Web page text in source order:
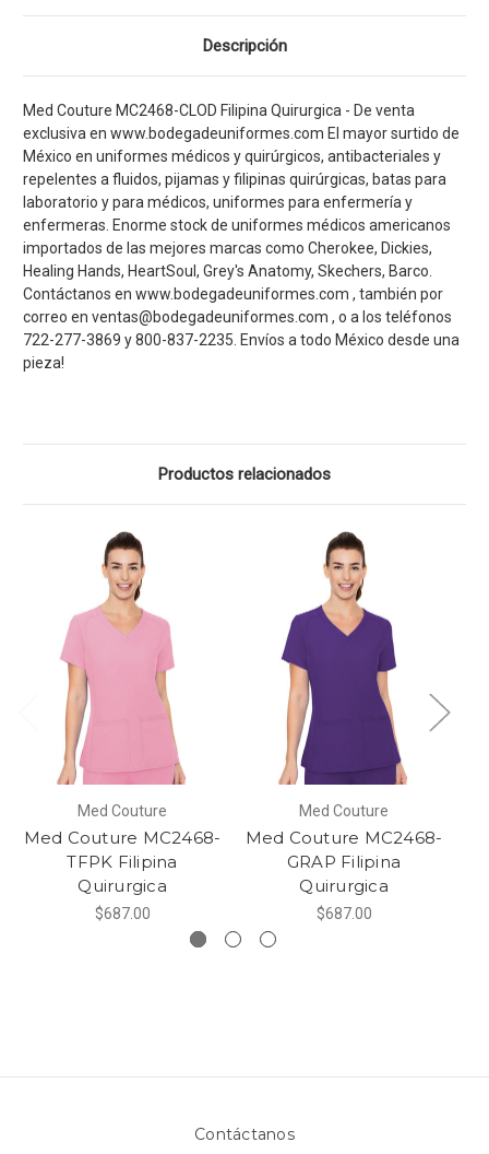
Descripción
Med Couture MC2468-CLOD Filipina Quirurgica - De venta
exclusiva en www.bodegadeuniformes.com El mayor surtido de
México en uniformes médicos y quirúrgicos, antibacteriales y
repelentes a fluidos, pijamas y filipinas quirúrgicas, batas para
laboratorio y para médicos, uniformes para enfermería y
enfermeras. Enorme stock de uniformes médicos americanos
importados de las mejores marcas como Cherokee, Dickies,
Healing Hands, HeartSoul, Grey's Anatomy, Skechers, Barco.
Contáctanos en www.bodegadeuniformes.com , también por
correo en ventas@bodegadeuniformes.com , o a los teléfonos
722-277-3869 y 800-837-2235. Envíos a todo México desde una
pieza!
Productos relacionados
Med Couture
Med Couture MC2468-
TFPK Filipina
Quirurgica
$687.00
Med Couture
Med Couture MC2468-
GRAP Filipina
Quirurgica
$687.00
Contáctanos